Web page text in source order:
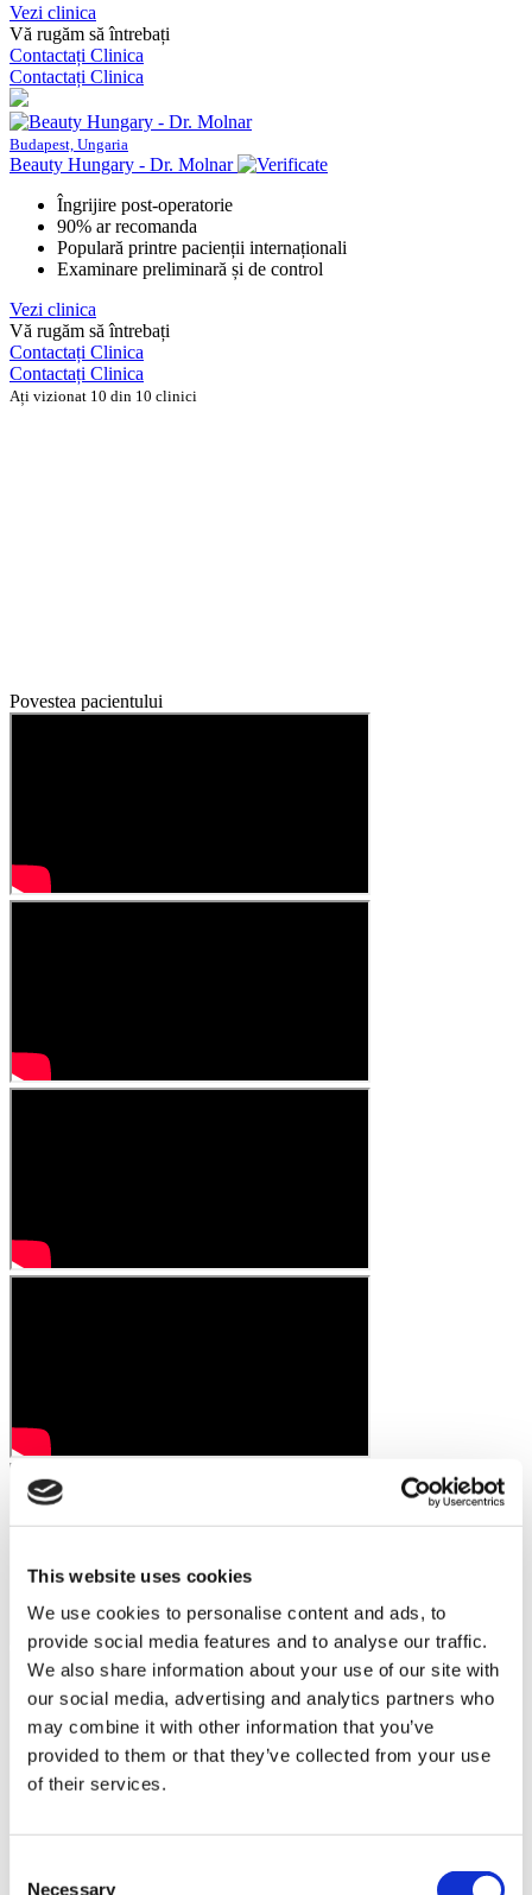
This website uses cookies
We use cookies to personalise content and ads, to
provide social media features and to analyse our traffic.
We also share information about your use of our site with
our social media, advertising and analytics partners who
may combine it with other information that you’ve
provided to them or that they’ve collected from your use
of their services.
Necessary
Vezi clinica
Vă rugăm să întrebați
Contactați Clinica
Contactați Clinica
Budapest, Ungaria
Beauty Hungary - Dr. Molnar
Îngrijire post-operatorie
90% ar recomanda
Populară printre pacienții internaționali
Examinare preliminară și de control
Vezi clinica
Vă rugăm să întrebați
Contactați Clinica
Contactați Clinica
Ați vizionat 10 din 10 clinici
Povestea pacientului